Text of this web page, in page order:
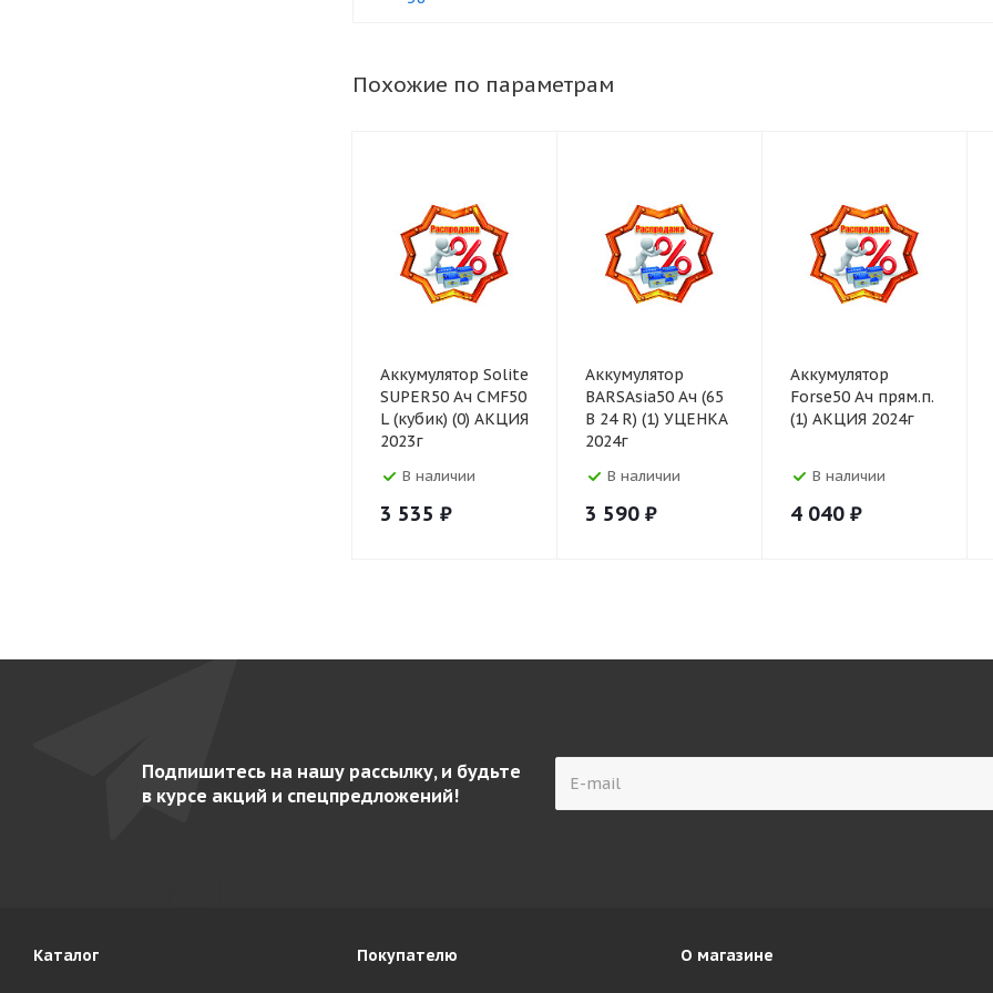
Похожие по параметрам
Аккумулятор Solite
SUPER50 Ач CMF50
L (кубик) (0) АКЦИЯ
2023г
В наличии
3 535 ₽
Аккумулятор
BARSAsia50 Ач (65
В 24 R) (1) УЦЕНКА
2024г
В наличии
3 590 ₽
Аккумулятор
Forse50 Ач прям.п.
(1) АКЦИЯ 2024г
В наличии
4 040 ₽
Подпишитесь на нашу рассылку, и будьте
в курсе акций и спецпредложений!
Каталог Покупателю О магазине